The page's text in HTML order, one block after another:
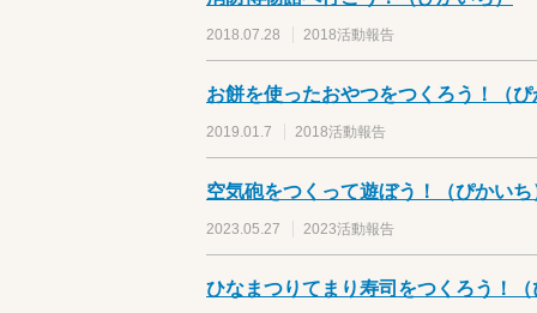
2018.07.28 2018活動報告
お餅を使ったおやつをつくろう！（ぴ
2019.01.7 2018活動報告
空気砲をつくって遊ぼう！（ぴかいち
2023.05.27 2023活動報告
ひなまつりてまり寿司をつくろう！（